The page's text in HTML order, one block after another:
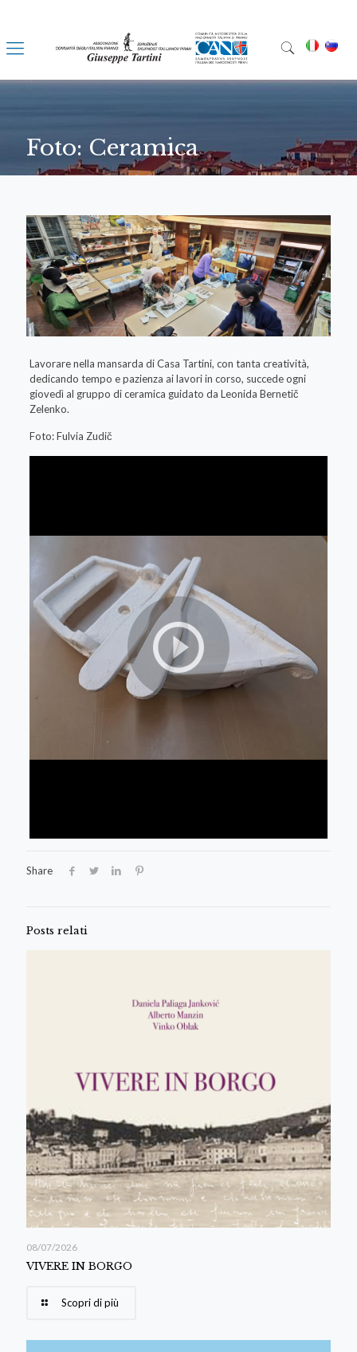
Foto: Ceramica
Lavorare nella mansarda di Casa Tartini, con tanta creatività,
dedicando tempo e pazienza ai lavori in corso, succede ogni
giovedì al gruppo di ceramica guidato da Leonida Bernetič
Zelenko.
Foto: Fulvia Zudič
Share
Posts relati
08/07/2026
VIVERE IN BORGO
Scopri di più